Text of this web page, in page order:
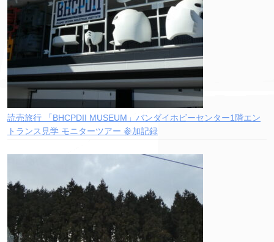
読売旅行 「BHCPDII MUSEUM」バンダイホビーセンター1階エン
トランス見学 モニターツアー 参加記録